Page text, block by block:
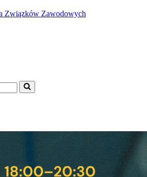
Związków Zawodowych